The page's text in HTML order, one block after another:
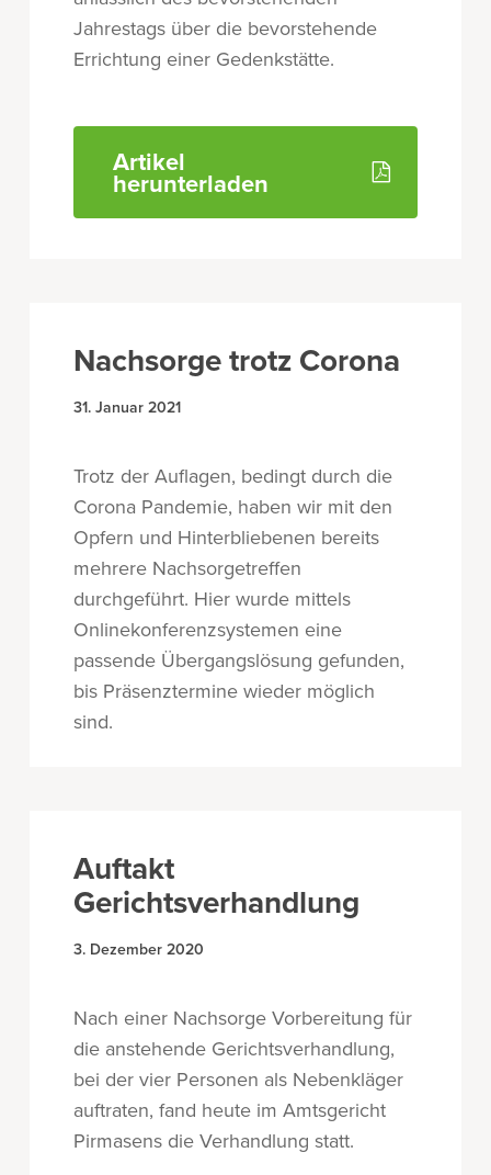
Jahrestags über die bevorstehende
Errichtung einer Gedenkstätte.
Artikel
herunterladen
Nachsorge trotz Corona
31. Januar 2021
Trotz der Auflagen, bedingt durch die
Corona Pandemie, haben wir mit den
Opfern und Hinterbliebenen bereits
mehrere Nachsorgetreffen
durchgeführt. Hier wurde mittels
Onlinekonferenzsystemen eine
passende Übergangslösung gefunden,
bis Präsenztermine wieder möglich
sind.
Auftakt
Gerichtsverhandlung
3. Dezember 2020
Nach einer Nachsorge Vorbereitung für
die anstehende Gerichtsverhandlung,
bei der vier Personen als Nebenkläger
auftraten, fand heute im Amtsgericht
Pirmasens die Verhandlung statt.